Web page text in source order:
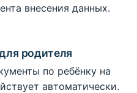
внесения данных.
родителя
по ребёнку на
автоматически.